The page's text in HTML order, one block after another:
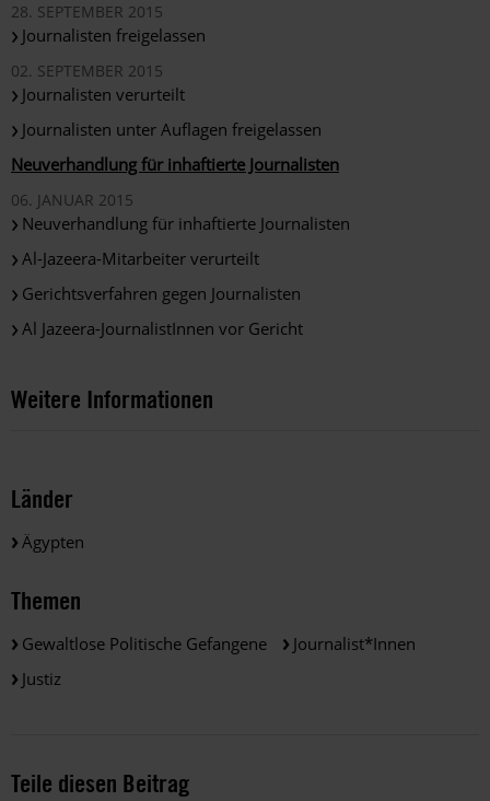
28. SEPTEMBER 2015
Journalisten freigelassen
02. SEPTEMBER 2015
Journalisten verurteilt
Journalisten unter Auflagen freigelassen
Neuverhandlung für inhaftierte Journalisten
06. JANUAR 2015
Neuverhandlung für inhaftierte Journalisten
Al-Jazeera-Mitarbeiter verurteilt
Gerichtsverfahren gegen Journalisten
Al Jazeera-JournalistInnen vor Gericht
Weitere Informationen
Länder
Ägypten
Themen
Gewaltlose Politische Gefangene
Journalist*innen
Justiz
Teile diesen Beitrag